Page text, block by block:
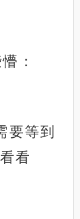
：
要等到
看